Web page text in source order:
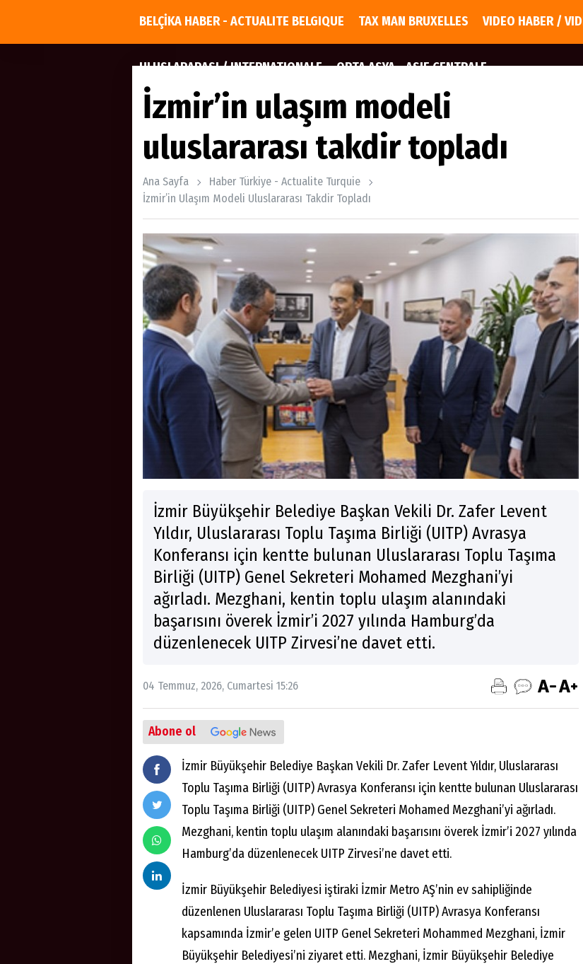
BELÇİKA HABER - ACTUALITE BELGIQUE TAX MAN BRUXELLES VIDEO HABER /
ULUSLARARASI / INTERNATIONALE ORTA ASYA - ASIE CENTRALE
İzmir’in ulaşım modeli
uluslararası takdir topladı
Ana Sayfa
Haber Türkiye - Actualite Turquie
İzmir’in Ulaşım Modeli Uluslararası Takdir Topladı
İzmir Büyükşehir Belediye Başkan Vekili Dr. Zafer Levent
Yıldır, Uluslararası Toplu Taşıma Birliği (UITP) Avrasya
Konferansı için kentte bulunan Uluslararası Toplu Taşıma
Birliği (UITP) Genel Sekreteri Mohamed Mezghani’yi
ağırladı. Mezghani, kentin toplu ulaşım alanındaki
başarısını överek İzmir’i 2027 yılında Hamburg’da
düzenlenecek UITP Zirvesi’ne davet etti.
04 Temmuz, 2026, Cumartesi 15:26
Abone ol
İzmir Büyükşehir Belediye Başkan Vekili Dr. Zafer Levent Yıldır, Uluslararası
Toplu Taşıma Birliği (UITP) Avrasya Konferansı için kentte bulunan Uluslararası
Toplu Taşıma Birliği (UITP) Genel Sekreteri Mohamed Mezghani’yi ağırladı.
Mezghani, kentin toplu ulaşım alanındaki başarısını överek İzmir’i 2027 yılında
Hamburg’da düzenlenecek UITP Zirvesi’ne davet etti.
İzmir Büyükşehir Belediyesi iştiraki İzmir Metro AŞ’nin ev sahipliğinde
düzenlenen Uluslararası Toplu Taşıma Birliği (UITP) Avrasya Konferansı
kapsamında İzmir’e gelen UITP Genel Sekreteri Mohammed Mezghani, İzmir
Büyükşehir Belediyesi’ni ziyaret etti. Mezghani, İzmir Büyükşehir Belediye